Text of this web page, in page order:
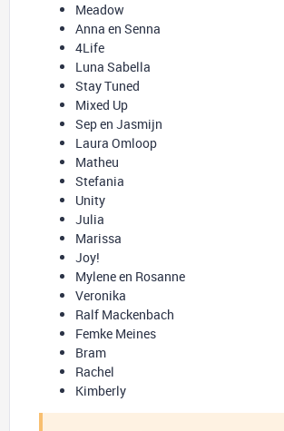
Meadow
Anna en Senna
4Life
Luna Sabella
Stay Tuned
Mixed Up
Sep en Jasmijn
Laura Omloop
Matheu
Stefania
Unity
Julia
Marissa
Joy!
Mylene en Rosanne
Veronika
Ralf Mackenbach
Femke Meines
Bram
Rachel
Kimberly